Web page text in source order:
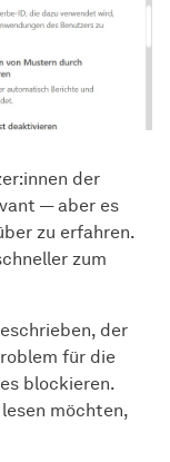
der
— aber es
zu erfahren.
zum
der
für die
blockieren.
möchten,